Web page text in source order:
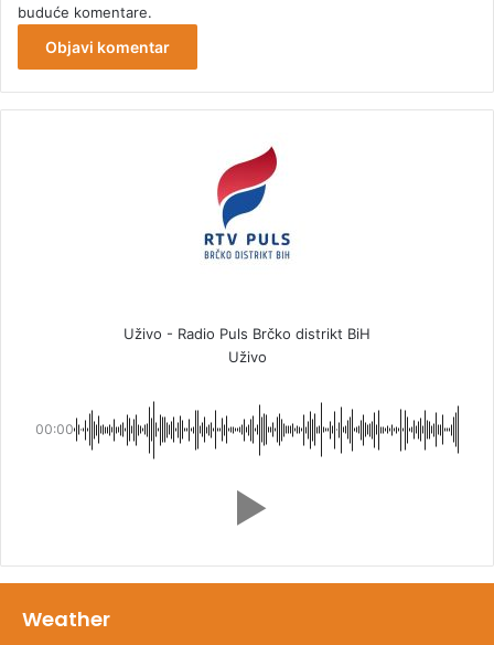
buduće komentare.
Uživo - Radio Puls Brčko distrikt BiH
Uživo
00:00
Weather